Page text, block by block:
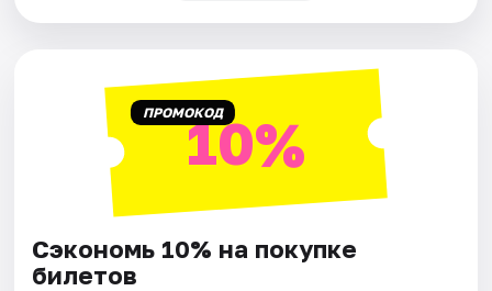
ПРОМОКОД10%
Сэкономь 10% на покупке
билетов